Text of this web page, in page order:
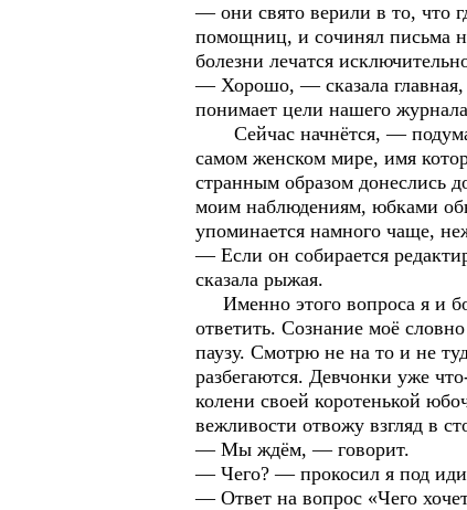
— они свято верили в то, что
помощниц, и сочинял письма
болезни лечатся
— Хорошо, — сказала главная,
понимает цели нашего
Сейчас начнётся, —
самом женском мире, имя
странным образом донеслись
моим наблюдениям, юбками
упоминается намного чаще,
— Если он собирается
сказала рыжая.
Именно этого вопроса я и
ответить. Сознание моё
паузу. Смотрю не на то и не
разбегаются. Девчонки уже
колени своей коротенькой
вежливости отвожу взгляд в
— Мы ждём, — говорит.
— Чего? — прокосил я под
— Ответ на вопрос «Чего